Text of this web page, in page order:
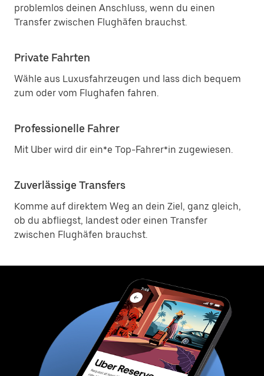
problemlos deinen Anschluss, wenn du einen
Transfer zwischen Flughäfen brauchst.
Private Fahrten
Wähle aus Luxusfahrzeugen und lass dich bequem
zum oder vom Flughafen fahren.
Professionelle Fahrer
Mit Uber wird dir ein*e Top-Fahrer*in zugewiesen.
Zuverlässige Transfers
Komme auf direktem Weg an dein Ziel, ganz gleich,
ob du abfliegst, landest oder einen Transfer
zwischen Flughäfen brauchst.